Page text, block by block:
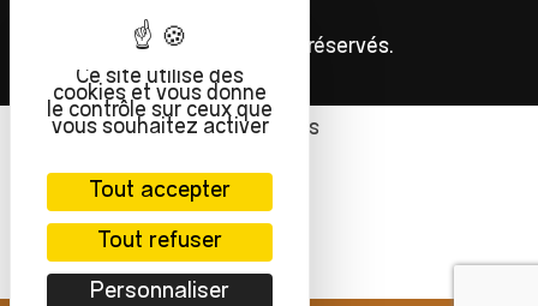
2023. Tous droits réservés.
Français
Ce site utilise des
cookies et vous donne
le contrôle sur ceux que
vous souhaitez activer
Tout accepter
Tout refuser
Personnaliser